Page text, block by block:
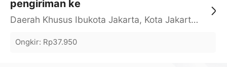
pengiriman ke
Daerah Khusus Ibukota Jakarta, Kota Jakarta Barat, Cengkareng, yy
Ongkir: Rp37.950